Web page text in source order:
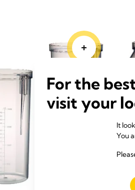
Hurtig samling
gør systemet klar til
For the
visit your
It
You